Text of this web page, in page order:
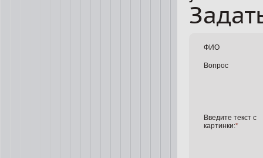
ФИО
Вопрос
Введите текст с
картинки:*